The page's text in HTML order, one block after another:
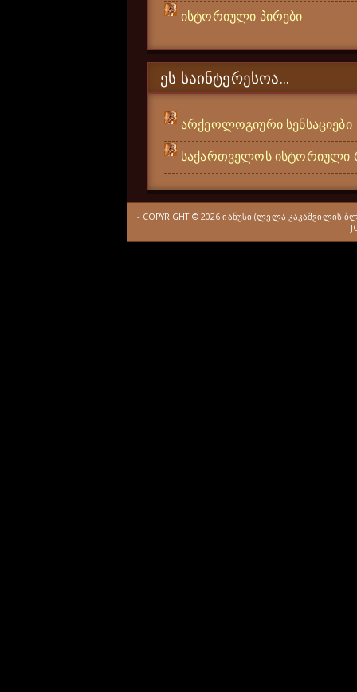
ისტორიული პირები
ᲔᲡ ᲡᲐᲘᲜᲢᲔᲠᲔᲡᲝᲐ...
არქეოლოგიური სენსაციები
საქართველოს ისტორიული
- COPYRIGHT © 2026ᲘᲐᲜᲣᲡᲘ (ᲚᲔᲚᲐ ᲙᲐᲙᲐᲨᲕᲘᲚᲘᲡ